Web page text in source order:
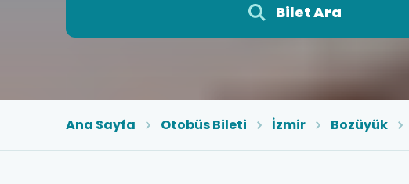
Bilet Ara
Ana Sayfa Otobüs Bileti İzmir Bozüyük